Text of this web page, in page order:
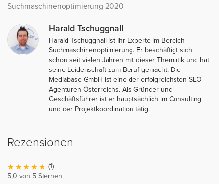
Suchmaschinenoptimierung 2020
Harald Tschuggnall
Harald Tschuggnall ist Ihr Experte im Bereich
Suchmaschinenoptimierung. Er beschäftigt sich
schon seit vielen Jahren mit dieser Thematik und hat
seine Leidenschaft zum Beruf gemacht. Die
Mediabase GmbH ist eine der erfolgreichsten SEO-
Agenturen Österreichs. Als Gründer und
Geschäftsführer ist er hauptsächlich im Consulting
und der Projektkoordination tätig.
Rezensionen
(1)
5,0 von 5 Sternen